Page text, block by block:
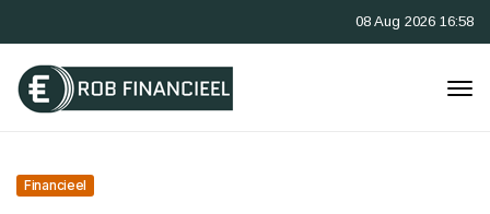
08 Aug 2026 16:58
Financieel